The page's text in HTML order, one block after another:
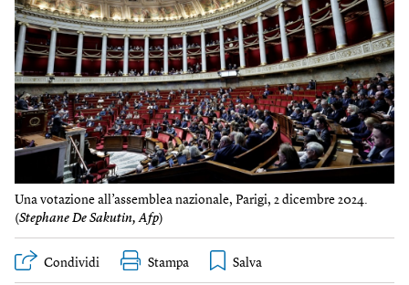
Una votazione all’assemblea nazionale, Parigi, 2 dicembre 2024.
(Stephane De Sakutin, Afp)
Condividi Stampa